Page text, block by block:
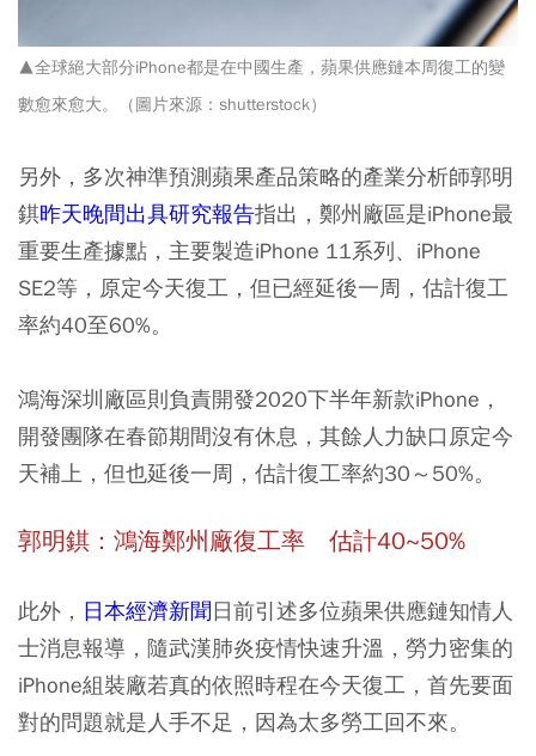
▲全球絕大部分iPhone都是在中國生產，蘋果供應鏈本周復工的變
數愈來愈大。（圖片來源：shutterstock）
另外，多次神準預測蘋果產品策略的產業分析師郭明
錤昨天晚間出具研究報告指出，鄭州廠區是iPhone最
重要生產據點，主要製造iPhone 11系列、iPhone
SE2等，原定今天復工，但已經延後一周，估計復工
率約40至60%。
鴻海深圳廠區則負責開發2020下半年新款iPhone，
開發團隊在春節期間沒有休息，其餘人力缺口原定今
天補上，但也延後一周，估計復工率約30～50%。
郭明錤：鴻海鄭州廠復工率 估計40~50%
此外， 日本經濟新聞日前引述多位蘋果供應鏈知情人
士消息報導，隨武漢肺炎疫情快速升溫，勞力密集的
iPhone組裝廠若真的依照時程在今天復工，首先要面
對的問題就是人手不足，因為太多勞工回不來。